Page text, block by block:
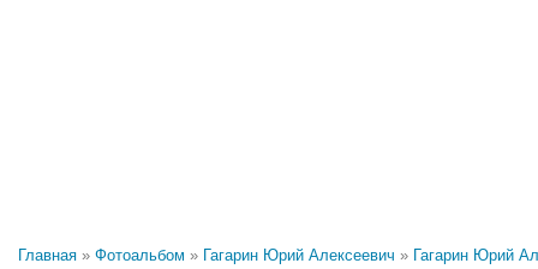
Главная » Фотоальбом » Гагарин Юрий Алексеевич » Гагарин Юрий